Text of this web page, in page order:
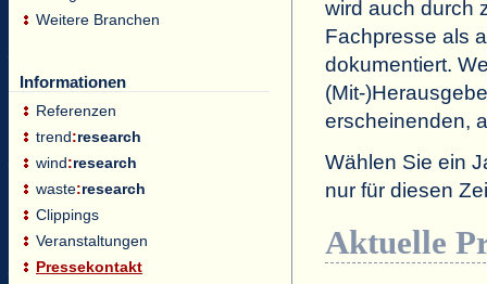
Weitere Branchen
Informationen
Referenzen
trend:research
wind:research
waste:research
Clippings
Veranstaltungen
Pressekontakt
wird auch durch
Fachpresse als
dokumentiert.
(Mit-
erscheinenden,
Wählen Sie ein
nur für diesen
Aktuelle